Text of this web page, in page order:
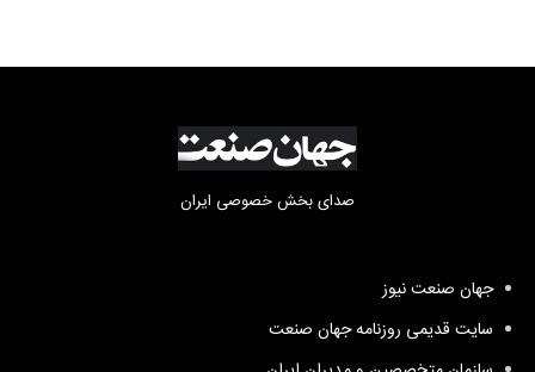
صدای بخش خصوصی ایران
جهان صنعت نیوز
سایت قدیمی روزنامه جهان صنعت